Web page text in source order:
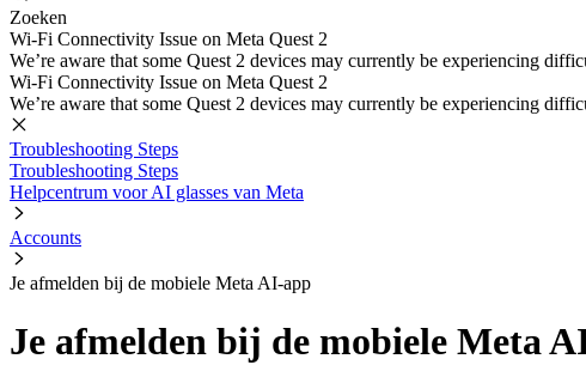
Zoeken
Wi-Fi Connectivity Issue on Meta Quest 2
We’re aware that some Quest 2 devices may currently be experiencing
Wi-Fi Connectivity Issue on Meta Quest 2
We’re aware that some Quest 2 devices may currently be experiencing
Troubleshooting Steps
Troubleshooting Steps
Helpcentrum voor AI glasses van Meta
Accounts
Je afmelden bij de mobiele Meta AI-app
Je afmelden bij de mobiele Meta